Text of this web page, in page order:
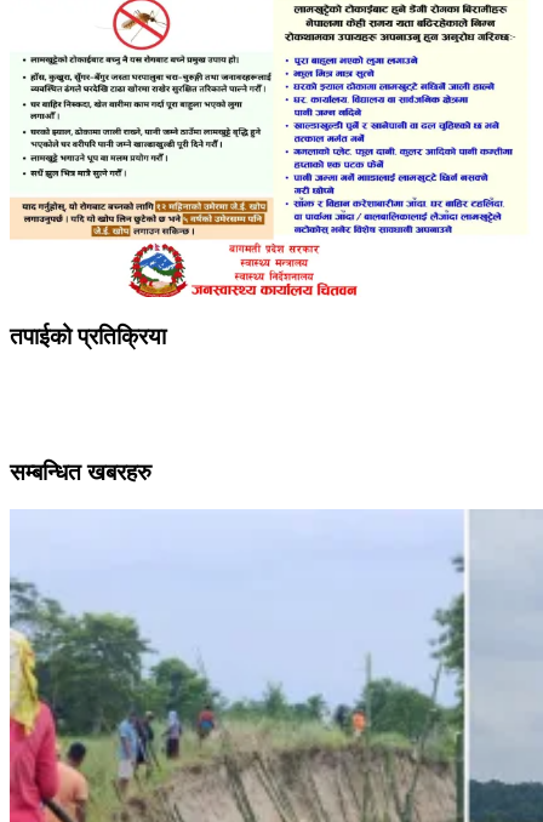
तपाईको प्रतिक्रिया
सम्बन्धित खबरहरु